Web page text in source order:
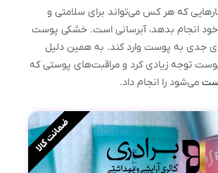
که هر کس می‌تواند برای سلامتی و
انجام بدهد، آبرسانی است. خشکی پوست
جدی به پوست وارد کند. به همین دلیل
پوست توجه زیادی کرد و مراقبت‌های پوستی که
می‌شود را انجام داد.
ضمانت کالا